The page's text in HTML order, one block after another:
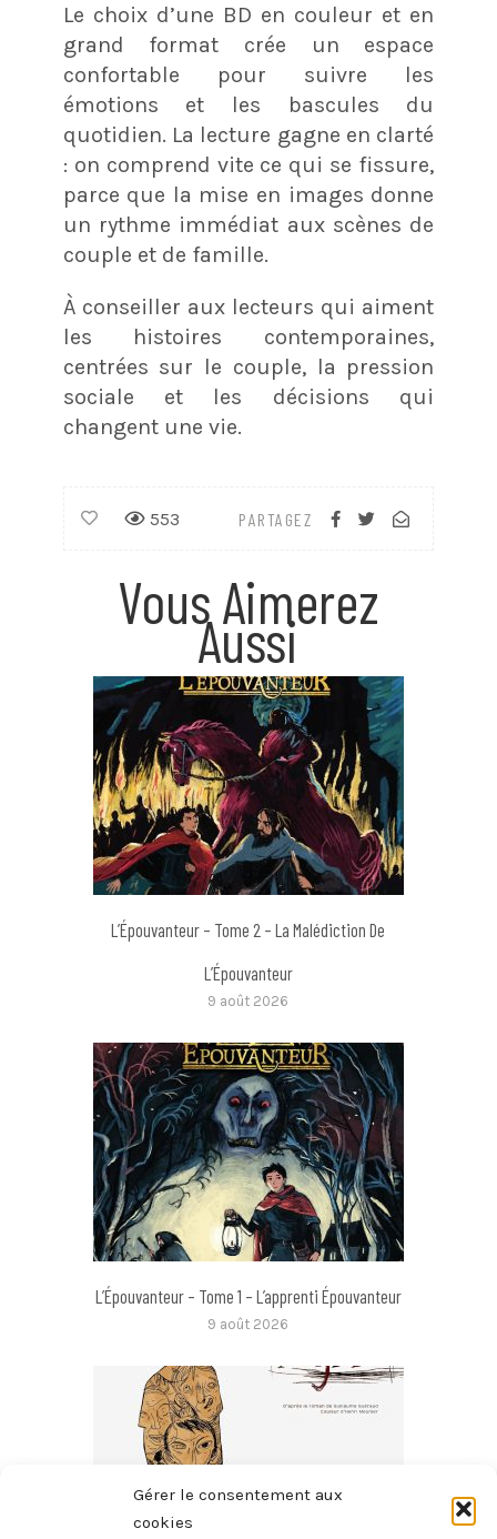
Gérer le consentement aux
cookies
Le choix d’une BD en couleur et en
grand format crée un espace
confortable pour suivre les
émotions et les bascules du
quotidien. ​ La lecture gagne en clarté
: on comprend vite ce qui se fissure,
parce que la mise en images donne
un rythme immédiat aux scènes de
couple et de famille.
À conseiller aux lecteurs qui aiment
les histoires contemporaines,
centrées sur le couple, la pression
sociale et les décisions qui
changent une vie.
PARTAGEZ
553
Vous Aimerez
Aussi
L’Épouvanteur – Tome 2 – La Malédiction De
L’Épouvanteur
9 août 2026
L’Épouvanteur – Tome 1 – L’apprenti Épouvanteur
9 août 2026